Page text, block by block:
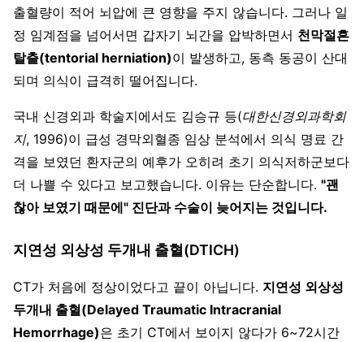
출혈량이 적어 뇌압에 큰 영향을 주지 않습니다. 그러나 일
정 임계점을 넘어서면 갑자기 뇌간을 압박하면서 천막절흔
탈출(tentorial herniation)이 발생하고, 동측 동공이 산대
되며 의식이 급격히 떨어집니다.
국내 신경외과 학술지에서도 김승규 등(대한신경외과학회
지, 1996)이 급성 경막외혈종 임상 분석에서 의식 명료 간
격을 보였던 환자군의 예후가 오히려 초기 의식저하군보다
더 나쁠 수 있다고 보고했습니다. 이유는 단순합니다. "괜
찮아 보였기 때문에" 진단과 수술이 늦어지는 것입니다.
지연성 외상성 두개내 출혈(DTICH)
CT가 처음에 정상이었다고 끝이 아닙니다. 지연성 외상성
두개내 출혈(Delayed Traumatic Intracranial
Hemorrhage)은 초기 CT에서 보이지 않다가 6~72시간